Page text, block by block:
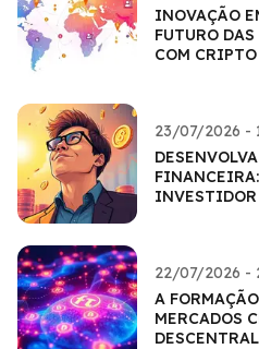
INOVAÇÃO
FUTURO
COM CRIPTO
23/07/2026 -
INVESTIDOR
22/07/2026 -
A
MERCADOS